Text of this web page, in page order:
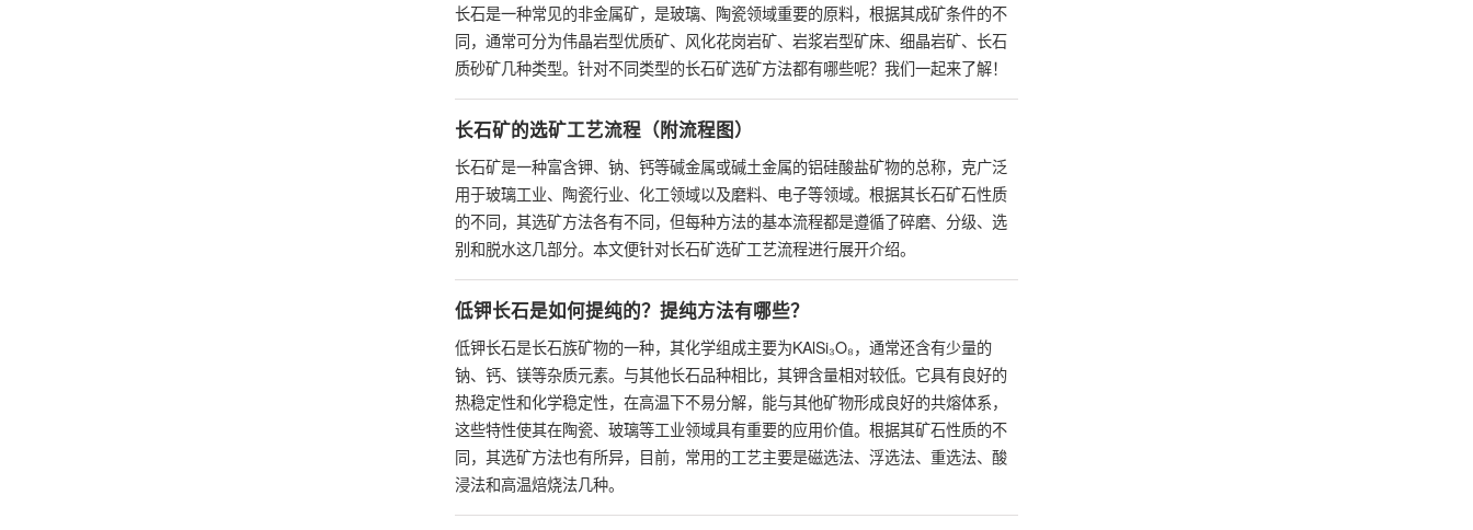
长石是一种常见的非金属矿，是玻璃、陶瓷领域重要的原料，根据其成矿条件的不
同，通常可分为伟晶岩型优质矿、风化花岗岩矿、岩浆岩型矿床、细晶岩矿、长石
质砂矿几种类型。针对不同类型的长石矿选矿方法都有哪些呢？我们一起来了解！
长石矿的选矿工艺流程（附流程图）
长石矿是一种富含钾、钠、钙等碱金属或碱土金属的铝硅酸盐矿物的总称，克广泛
用于玻璃工业、陶瓷行业、化工领域以及磨料、电子等领域。根据其长石矿石性质
的不同，其选矿方法各有不同，但每种方法的基本流程都是遵循了碎磨、分级、选
别和脱水这几部分。本文便针对长石矿选矿工艺流程进行展开介绍。
低钾长石是如何提纯的？提纯方法有哪些？
低钾长石是长石族矿物的一种，其化学组成主要为KAlSi₃O₈，通常还含有少量的
钠、钙、镁等杂质元素。与其他长石品种相比，其钾含量相对较低。它具有良好的
热稳定性和化学稳定性，在高温下不易分解，能与其他矿物形成良好的共熔体系，
这些特性使其在陶瓷、玻璃等工业领域具有重要的应用价值。根据其矿石性质的不
同，其选矿方法也有所异，目前，常用的工艺主要是磁选法、浮选法、重选法、酸
浸法和高温焙烧法几种。